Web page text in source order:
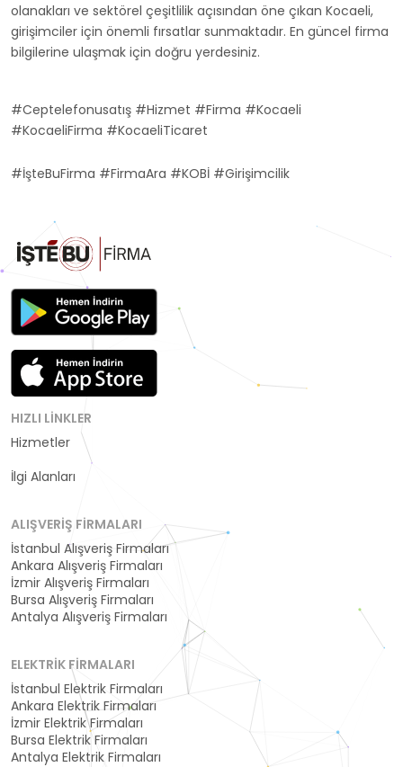
olanakları ve sektörel çeşitlilik açısından öne çıkan Kocaeli,
girişimciler için önemli fırsatlar sunmaktadır. En güncel firma
bilgilerine ulaşmak için doğru yerdesiniz.
#Ceptelefonusatış #Hizmet #Firma #Kocaeli
#KocaeliFirma #KocaeliTicaret
#İşteBuFirma #FirmaAra #KOBİ #Girişimcilik
HIZLI LINKLER
Hizmetler
İlgi Alanları
ALIŞVERIŞ FIRMALARI
İstanbul Alışveriş Firmaları
Ankara Alışveriş Firmaları
İzmir Alışveriş Firmaları
Bursa Alışveriş Firmaları
Antalya Alışveriş Firmaları
ELEKTRIK FIRMALARI
İstanbul Elektrik Firmaları
Ankara Elektrik Firmaları
İzmir Elektrik Firmaları
Bursa Elektrik Firmaları
Antalya Elektrik Firmaları